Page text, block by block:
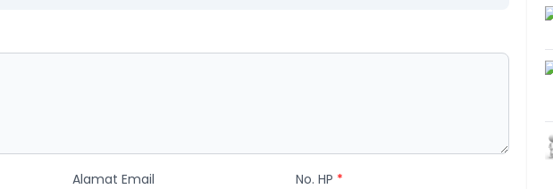
Alamat Email No. HP *